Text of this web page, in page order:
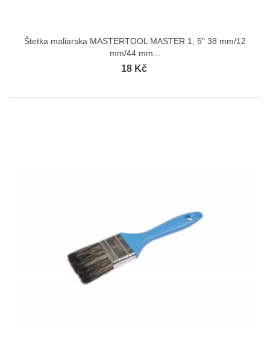
Štetka maliarska MASTERTOOL MASTER 1, 5" 38 mm/12
mm/44 mm...
18 Kč